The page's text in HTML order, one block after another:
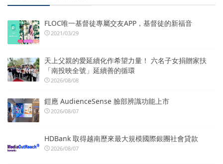
FLOC唯一基督徒專屬交友APP，基督徒的新福音
2021/03/29
天上父親的愛延續化作希望力量！ 六名子女捐贈家扶
「南投映全號」延續善的循環
2026/08/08
鎧應 AudienceSense 臉部辨識功能上市
2026/08/07
HDBank 取得越南歷來最大規模國際銀團社會貸款
2026/08/07